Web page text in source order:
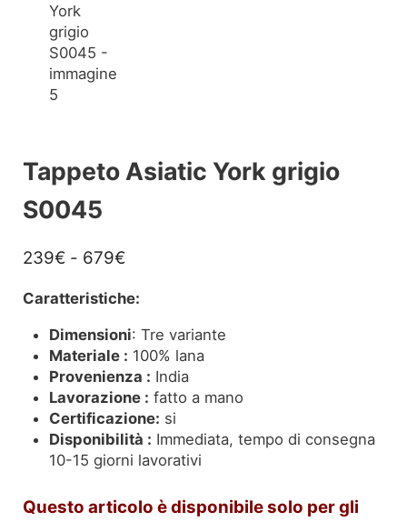
Tappeto Asiatic York grigio
S0045
239€ - 679€Fascia di prezzo: da 239€ a 679€
Caratteristiche:
Dimensioni: Tre variante
Materiale : 100% lana
Provenienza : India
Lavorazione : fatto a mano
Certificazione: si
Disponibilità : Immediata, tempo di consegna
10-15 giorni lavorativi
Questo articolo è disponibilesolo per gli